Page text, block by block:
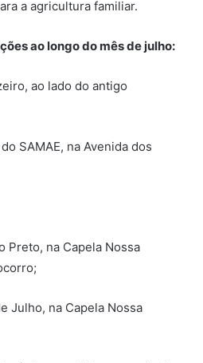
a agricultura familiar.
ao longo do mês de julho:
ao lado do antigo
SAMAE, na Avenida dos
Preto, na Capela Nossa
Julho, na Capela Nossa